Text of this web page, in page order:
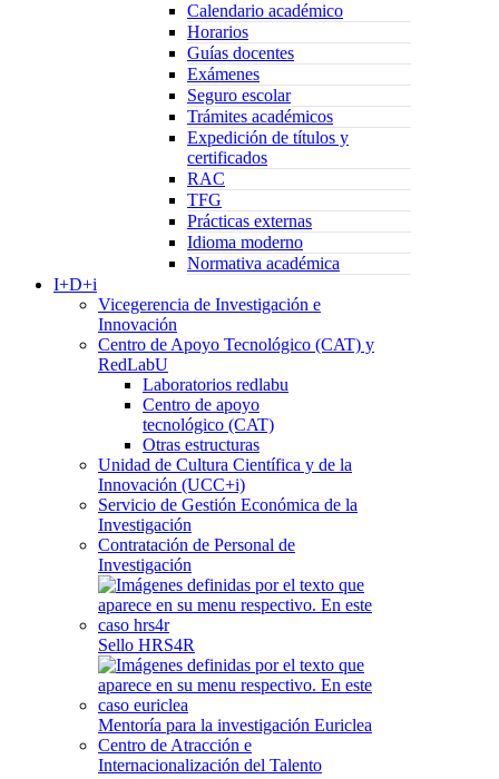
Calendario académico
Horarios
Guías docentes
Exámenes
Seguro escolar
Trámites académicos
Expedición de títulos y
certificados
RAC
TFG
Prácticas externas
Idioma moderno
Normativa académica
I+D+i
Vicegerencia de Investigación e
Innovación
Centro de Apoyo Tecnológico (CAT) y
RedLabU
Laboratorios redlabu
Centro de apoyo
tecnológico (CAT)
Otras estructuras
Unidad de Cultura Científica y de la
Innovación (UCC+i)
Servicio de Gestión Económica de la
Investigación
Contratación de Personal de
Investigación
Sello HRS4R
Mentoría para la investigación Euriclea
Centro de Atracción e
Internacionalización del Talento